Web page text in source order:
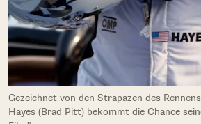
Gezeichnet von den Strapazen des
Hayes (Brad Pitt) bekommt die Chance